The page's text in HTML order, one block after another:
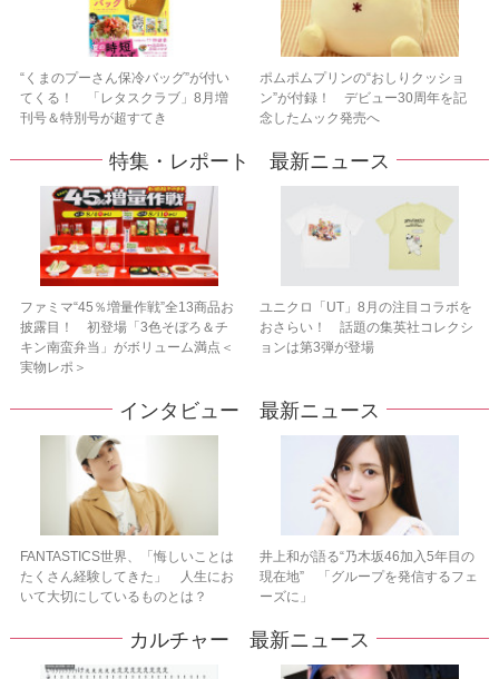
“くまのプーさん保冷バッグ”が付い
てくる！ 「レタスクラブ」8月増
刊号＆特別号が超すてき
ポムポムプリンの“おしりクッショ
ン”が付録！ デビュー30周年を記
念したムック発売へ
特集・レポート 最新ニュース
ファミマ“45％増量作戦”全13商品お
披露目！ 初登場「3色そぼろ＆チ
キン南蛮弁当」がボリューム満点＜
実物レポ＞
ユニクロ「UT」8月の注目コラボを
おさらい！ 話題の集英社コレクシ
ョンは第3弾が登場
インタビュー 最新ニュース
FANTASTICS世界、「悔しいことは
たくさん経験してきた」 人生にお
いて大切にしているものとは？
井上和が語る“乃木坂46加入5年目の
現在地” 「グループを発信するフェ
ーズに」
カルチャー 最新ニュース